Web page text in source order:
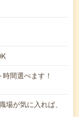
間選べます！
が気に入れば、